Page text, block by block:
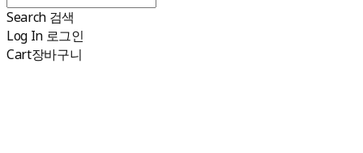
Search 검색
Log In 로그인
Cart장바구니